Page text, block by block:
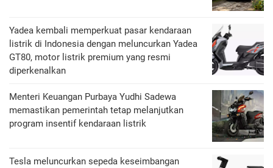
Yadea kembali memperkuat pasar kendaraan
listrik di Indonesia dengan meluncurkan Yadea
GT80, motor listrik premium yang resmi
diperkenalkan
Menteri Keuangan Purbaya Yudhi Sadewa
memastikan pemerintah tetap melanjutkan
program insentif kendaraan listrik
Tesla meluncurkan sepeda keseimbangan